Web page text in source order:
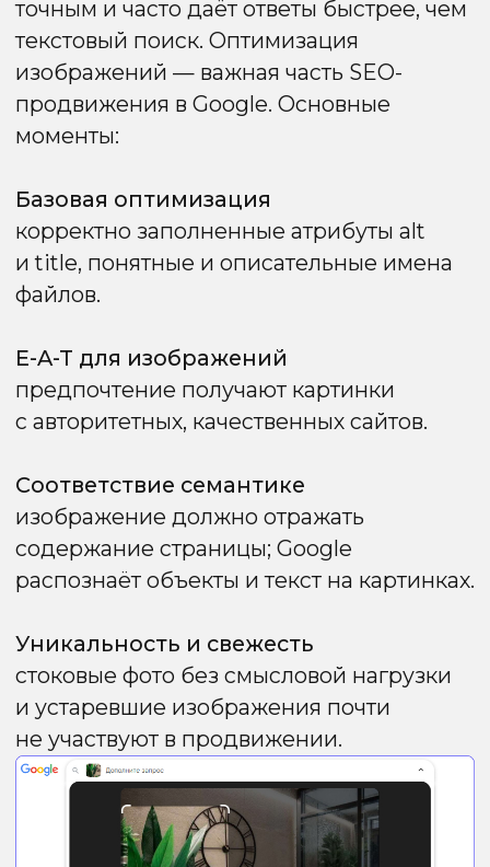
увеличивают охват аудитории
и поддерживают общую SEO-стратегию
сайта.
Голосовой поиск
обращений к поиску уже приходятся
адаптировать сайт под этот тип поиска,
важно учитывать несколько моментов:
Высокий рейтинг в выдаче
запросы преимущественно топовым
больше шанс попасть в результаты
голосового поиска.
Включайте в контент чёткие вопросы
и ответы на них. Формат FAQ идеально
подходит для голосового поиска, если
информация представлена ясно и полно.
микроразметку, чтобы поисковик
правильно идентифицировал вопросы
Попадание в избранные фрагменты
Google часто берёт контент для
голосового поиска из блока «нулевой
позиции» — краткого, точного
и структурированного ответа на запрос.